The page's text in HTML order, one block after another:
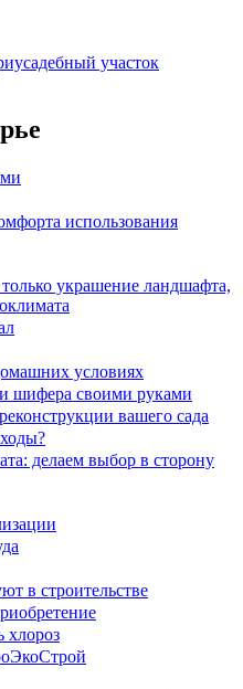
участок
использования
украшение ландшафта,
условиях
шифера своими руками
вашего сада
делаем выбор в сторону
в строительстве
хлороз